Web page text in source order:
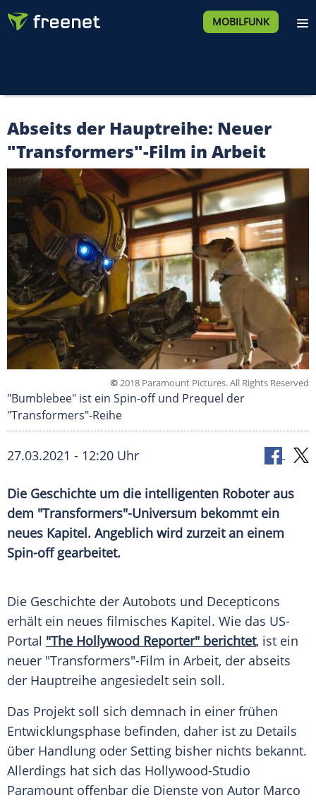
MOBILFUNK
Abseits der Hauptreihe: Neuer
"Transformers"-Film in Arbeit
©2018 Paramount Pictures. All Rights Reserved
"Bumblebee" ist ein Spin-off und Prequel der
"Transformers"-Reihe
27.03.2021 - 12:20 Uhr
Die Geschichte um die intelligenten Roboter aus
dem "Transformers"-Universum bekommt ein
neues Kapitel. Angeblich wird zurzeit an einem
Spin-off gearbeitet.
Die Geschichte der Autobots und Decepticons
erhält ein neues filmisches Kapitel. Wie das US-
Portal "The Hollywood Reporter" berichtet, ist ein
neuer "Transformers"-Film in Arbeit, der abseits
der Hauptreihe angesiedelt sein soll.
Das Projekt soll sich demnach in einer frühen
Entwicklungsphase befinden, daher ist zu Details
über Handlung oder Setting bisher nichts bekannt.
Allerdings hat sich das Hollywood-Studio
Paramount offenbar die Dienste von Autor Marco